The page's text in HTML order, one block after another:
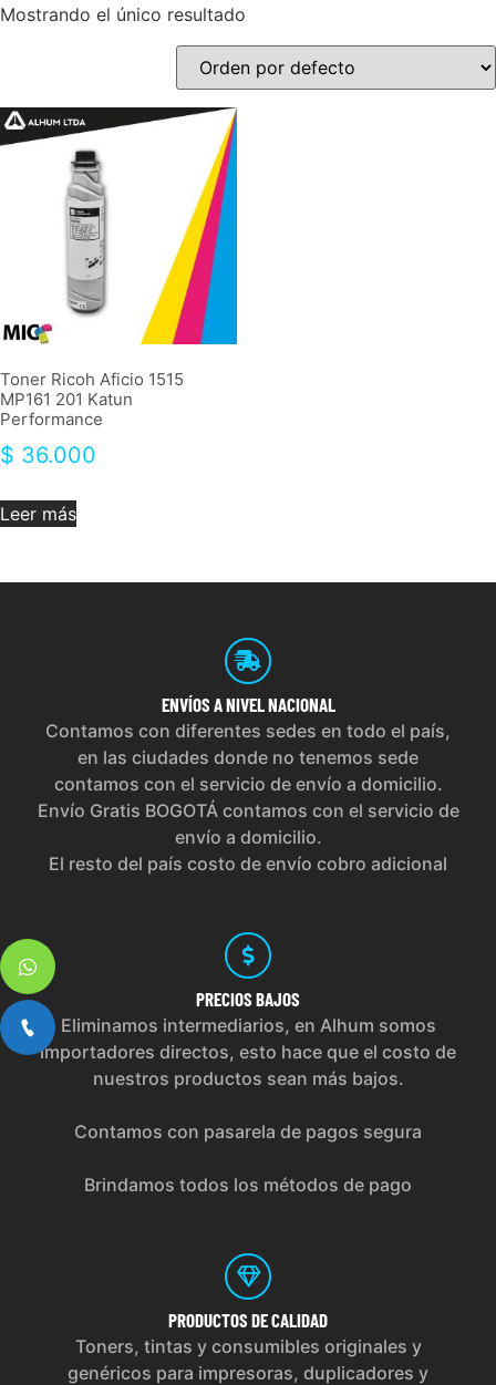
Mostrando el único resultado
Toner Ricoh Aficio 1515
MP161 201 Katun
Performance
$ 36.000
Leer más
ENVÍOS A NIVEL NACIONAL
Contamos con diferentes sedes en todo el país,
en las ciudades donde no tenemos sede
contamos con el servicio de envío a domicilio.
Envío Gratis BOGOTÁ contamos con el servicio de
envío a domicilio.
El resto del país costo de envío cobro adicional
PRECIOS BAJOS
Eliminamos intermediarios, en Alhum somos
importadores directos, esto hace que el costo de
nuestros productos sean más bajos.
Contamos con pasarela de pagos segura
Brindamos todos los métodos de pago
PRODUCTOS DE CALIDAD
Toners, tintas y consumibles originales y
genéricos para impresoras, duplicadores y